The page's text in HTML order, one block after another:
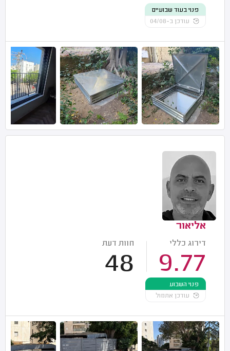
פנוי בעוד שבועיים
עודכן ב-04/08
אליאור
דירוג כללי
9.77
חוות דעת
48
פנוי השבוע
עודכן אתמול